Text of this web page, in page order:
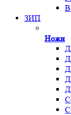
ЗИП
Ножи